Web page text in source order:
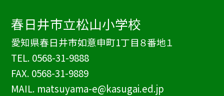
春日井市立松山小学校
愛知県春日井市如意申町1丁目８番地１
TEL. 0568-31-9888
FAX. 0568-31-9889
MAIL. matsuyama-e@kasugai.ed.jp